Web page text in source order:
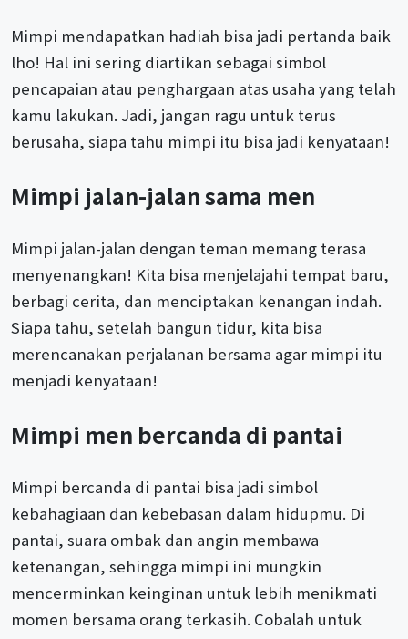
Mimpi mendapatkan hadiah bisa jadi pertanda baik
lho! Hal ini sering diartikan sebagai simbol
pencapaian atau penghargaan atas usaha yang telah
kamu lakukan. Jadi, jangan ragu untuk terus
berusaha, siapa tahu mimpi itu bisa jadi kenyataan!
Mimpi jalan-jalan sama men
Mimpi jalan-jalan dengan teman memang terasa
menyenangkan! Kita bisa menjelajahi tempat baru,
berbagi cerita, dan menciptakan kenangan indah.
Siapa tahu, setelah bangun tidur, kita bisa
merencanakan perjalanan bersama agar mimpi itu
menjadi kenyataan!
Mimpi men bercanda di pantai
Mimpi bercanda di pantai bisa jadi simbol
kebahagiaan dan kebebasan dalam hidupmu. Di
pantai, suara ombak dan angin membawa
ketenangan, sehingga mimpi ini mungkin
mencerminkan keinginan untuk lebih menikmati
momen bersama orang terkasih. Cobalah untuk